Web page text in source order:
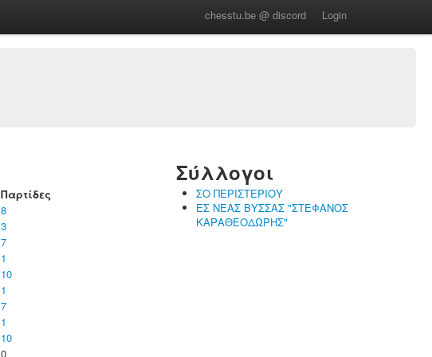
chesstu.be @ discord Login
Παρτίδες
8
3
7
1
10
1
7
1
10
0
Σύλλογοι
ΣΟ ΠΕΡΙΣΤΕΡΙΟΥ
ΕΣ ΝΕΑΣ ΒΥΣΣΑΣ "ΣΤΕΦΑΝΟΣ
ΚΑΡΑΘΕΟΔΩΡΗΣ"